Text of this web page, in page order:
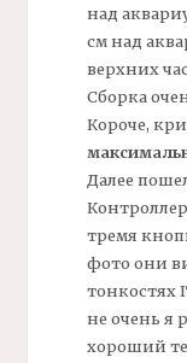
над
см над
верхних
Сборка
Короче,
Далее
тремя
фото они
тонкостях
не очень я
хороший